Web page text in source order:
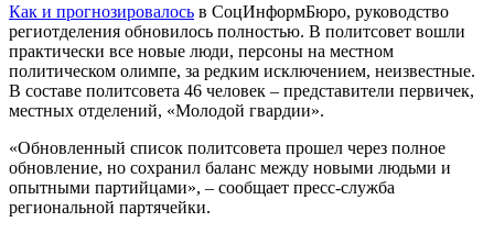
Как и прогнозировалось в СоцИнформБюро, руководство
региотделения обновилось полностью. В политсовет вошли
практически все новые люди, персоны на местном
политическом олимпе, за редким исключением, неизвестные.
В составе политсовета 46 человек – представители первичек,
местных отделений, «Молодой гвардии».
«Обновленный список политсовета прошел через полное
обновление, но сохранил баланс между новыми людьми и
опытными партийцами», – сообщает пресс-служба
региональной партячейки.